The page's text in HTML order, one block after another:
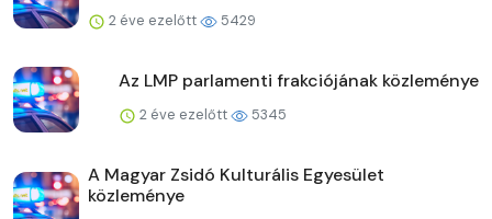
2 éve ezelőtt 5429
Az LMP parlamenti frakciójának közleménye
2 éve ezelőtt 5345
A Magyar Zsidó Kulturális Egyesület
közleménye